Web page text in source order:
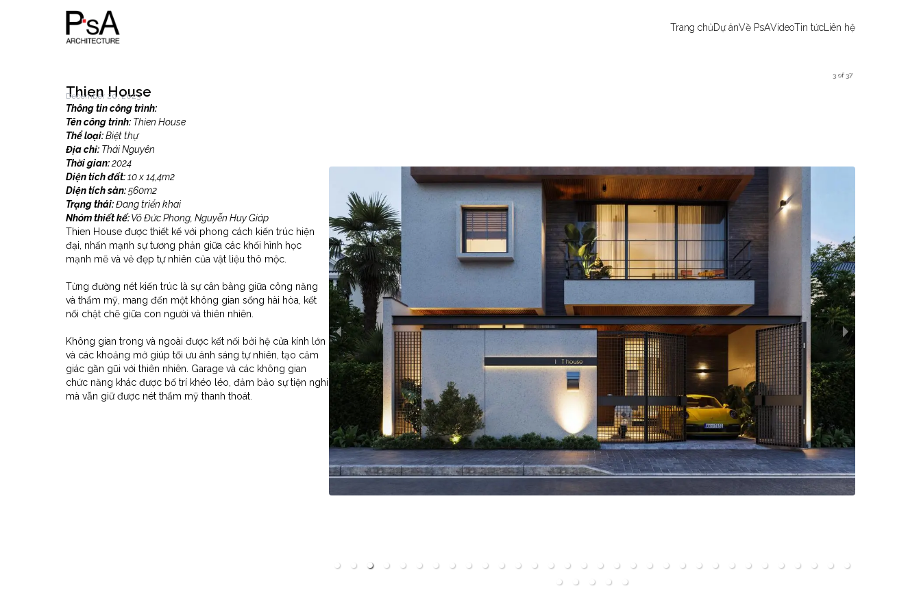
Trang chủDự ánVề PsAVideoTin tức Liên hệ
Thien House
December 20, 2023
Thông tin công trình:
Tên công trình: Thien House
Thể loại:Biệt thự
Địa chỉ: Thái Nguyên
Thời gian:2024
Diện tích đất: 10 x 14,4m2
Diện tích sàn:560m2
Trạng thái:Đang triển khai
Nhóm thiết kế:Võ Đức Phong, Nguyễn Huy Giáp
Thien House được thiết kế với phong cách kiến trúc hiện
đại, nhấn mạnh sự tương phản giữa các khối hình học
mạnh mẽ và vẻ đẹp tự nhiên của vật liệu thô mộc.
Từng đường nét kiến trúc là sự cân bằng giữa công năng
và thẩm mỹ, mang đến một không gian sống hài hòa, kết
nối chặt chẽ giữa con người và thiên nhiên.
Không gian trong và ngoài được kết nối bởi hệ cửa kính lớn
và các khoảng mở giúp tối ưu ánh sáng tự nhiên, tạo cảm
giác gần gũi với thiên nhiên. Garage và các không gian
chức năng khác được bố trí khéo léo, đảm bảo sự tiện nghi
mà vẫn giữ được nét thẩm mỹ thanh thoát.
3 of 37